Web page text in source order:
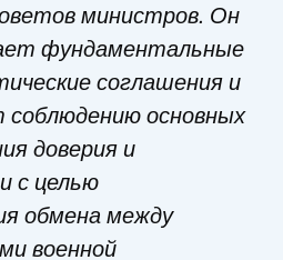
министров. Он
фундаментальные
соглашения и
соблюдению основных
доверия и
с целью
обмена между
военной